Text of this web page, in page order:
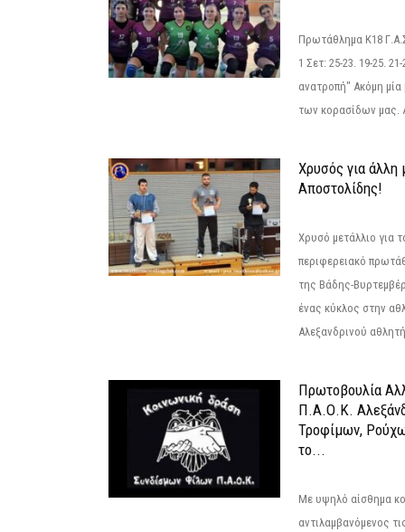
Πρωτάθλημα Κ18
1 Σετ: 25-23. 19-25.
ανατροπή" Ακόμη μία
των κορασίδων μας.
Χρυσός για άλλη
Αποστολίδης!
Χρυσό μετάλλιο για
περιφερειακό
της Βάδης-
ένας κύκλος στην
Αλεξανδρινού
Πρωτοβουλία
Π.Α.Ο.Κ.
Τροφίμων,
το...
Με υψηλό αίσθημα
αντιλαμβανόμενος